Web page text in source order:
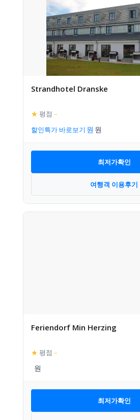
Strandhotel Dranske
★ 평점 –
할인특가 바로보기
최저가확인
여행객 이용후기
Feriendorf Min Herzing
★ 평점 –
최저가확인